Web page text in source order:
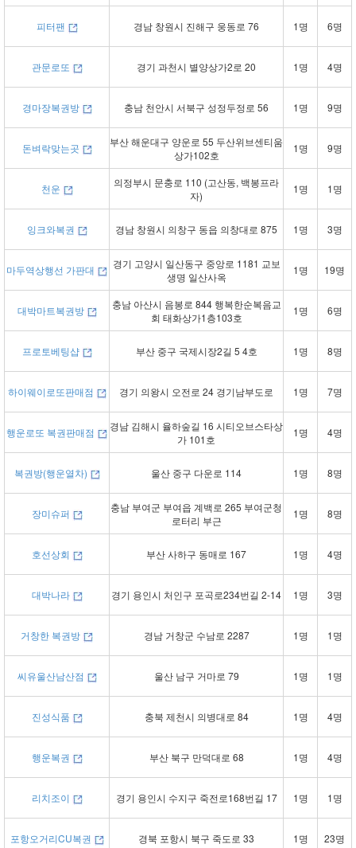
피터팬 경남 창원시 진해구 웅동로 76 1명 6명
관문로또 경기 과천시 별양상가2로 20 1명 4명
경마장복권방 충남 천안시 서북구 성정두정로 56 1명 9명
돈벼락맞는곳
부산 해운대구 양운로 55 두산위브센티움
상가102호
1명 9명
천운
의정부시 문충로 110 (고산동, 백봉프라
자)
1명 1명
잉크와복권 경남 창원시 의창구 동읍 의창대로 875 1명 3명
마두역상행선 가판대
경기 고양시 일산동구 중앙로 1181 교보
생명 일산사옥
1명 19명
대박마트복권방
충남 아산시 음봉로 844 행복한순복음교
회 태화상가1층103호
1명 6명
프로토베팅샵 부산 중구 국제시장2길 5 4호 1명 8명
하이웨이로또판매점 경기 의왕시 오전로 24 경기남부도로 1명 7명
행운로또 복권판매점
경남 김해시 율하숲길 16 시티오브스타상
가 101호
1명 4명
복권방(행운열차) 울산 중구 다운로 114 1명 8명
장미슈퍼
충남 부여군 부여읍 계백로 265 부여군청
로터리 부근
1명 8명
호선상회 부산 사하구 동매로 167 1명 4명
대박나라 경기 용인시 처인구 포곡로234번길 2-14 1명 3명
거창한 복권방 경남 거창군 수남로 2287 1명 1명
씨유울산남산점 울산 남구 거마로 79 1명 1명
진성식품 충북 제천시 의병대로 84 1명 4명
행운복권 부산 북구 만덕대로 68 1명 4명
리치조이 경기 용인시 수지구 죽전로168번길 17 1명 1명
포항오거리CU복권 경북 포항시 북구 죽도로 33 1명 23명